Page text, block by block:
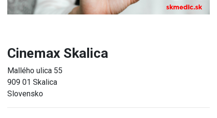
Cinemax Skalica
Mallého ulica 55
909 01 Skalica
Slovensko